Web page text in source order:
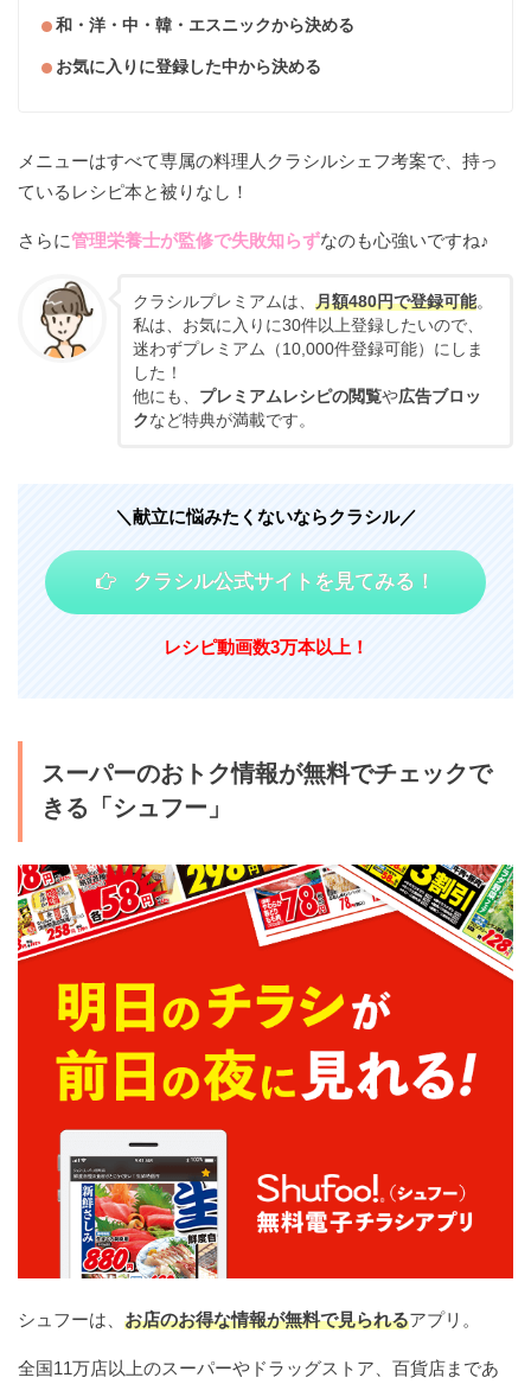
和・洋・中・韓・エスニックから決める
お気に入りに登録した中から決める
メニューはすべて専属の料理人クラシルシェフ考案で、持っ
ているレシピ本と被りなし！
さらに管理栄養士が監修で失敗知らずなのも心強いですね♪
クラシルプレミアムは、月額480円で登録可能。
私は、お気に入りに30件以上登録したいので、
迷わずプレミアム（10,000件登録可能）にしま
した！
他にも、 プレミアムレシピの閲覧や広告ブロッ
ク など特典が満載です。
＼献立に悩みたくないならクラシル／
クラシル公式サイトを見てみる！
レシピ動画数3万本以上！
スーパーのおトク情報が無料でチェックで
きる「シュフー」
シュフーは、お店のお得な情報が無料で見られるアプリ。
全国11万店以上のスーパーやドラッグストア、百貨店まであ